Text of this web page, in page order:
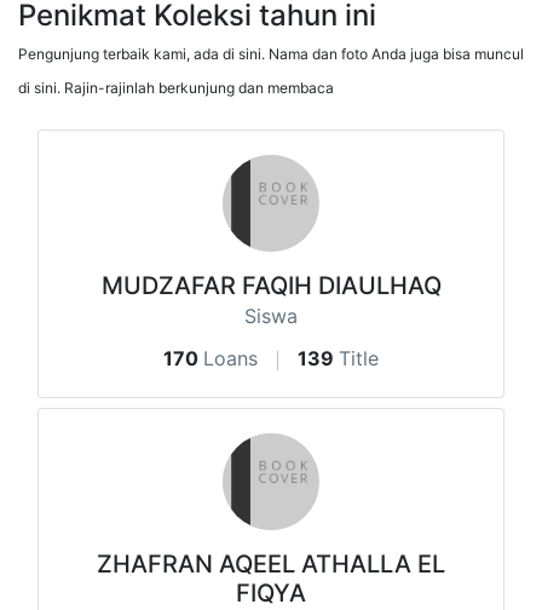
Penikmat Koleksi tahun ini
Pengunjung terbaik kami, ada di sini. Nama dan foto Anda juga bisa muncul
di sini. Rajin-rajinlah berkunjung dan membaca
MUDZAFAR FAQIH DIAULHAQ
Siswa
170 Loans 139 Title
ZHAFRAN AQEEL ATHALLA EL
FIQYA